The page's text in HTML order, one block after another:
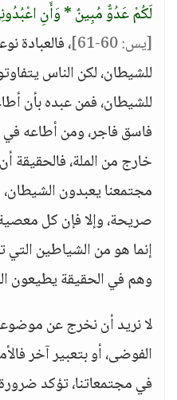
لَكُمْ عَدُوٌّ مُبِينٌ * وَأَنِ
[يس: 60-61]
، فالعبادة
للشيطان، لكن الناس
للشيطان، فمن عبده بأن
فاسق فاجر، ومن أطاعه
خارج من الملة، فالحقيقة
مجتمعنا يعبدون
صريحة، وإلا فإن كل
إنما هو من الشياطين
وهم في الحقيقة يطيعون
لا نريد أن نخرج عن
الفوضى، أو بتعبير آخر
في مجتمعاتنا، تؤكد ضرورة